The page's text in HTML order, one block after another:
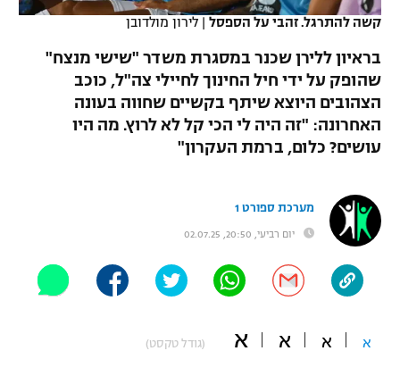
תוצאות
לוח שידורים
ברחבה
"מעל הליגה" – פודקאסט
"מחצית בשכונה" – פודקאסט
הפועל חיפה
הפועל באר שבע
בני יהודה
ליגה הולנדית
ליגה טורקית
ליגה ברזילאית
דני אבדיה
שחייה
ג'ודו
אגרוף
ספורט אולימפי
היאבקות WWE
אופניים
קשה להתרגל. זהבי על הספסל | לירון מולדובן
בראיון ללירן שכנר במסגרת משדר "שישי מנצח"
שהופק על ידי חיל החינוך לחיילי צה"ל, כוכב
הצהובים היוצא שיתף בקשיים שחווה בעונה
האחרונה: "זה היה לי הכי קל לא לרוץ. מה היו
עושים? כלום, ברמת העקרון"
מערכת ספורט 1
יום רביעי, 20:50, 02.07.25
א א א א (גודל טקסט)